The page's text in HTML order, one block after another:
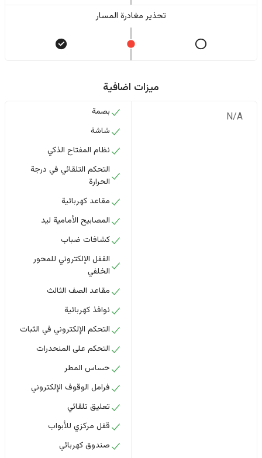
تحذير مغادرة المسار
ميزات اضافية
N/A
بصمة
شاشة
نظام المفتاح الذكي
التحكم التلقائي في درجة
الحرارة
مقاعد كهربائية
المصابيح الأمامية ليد
كشافات ضباب
القفل الإلكتروني للمحور
الخلفي
مقاعد الصف الثالث
نوافذ كهربائية
التحكم الإلكتروني في الثبات
التحكم على المنحدرات
حساس المطر
فرامل الوقوف الإلكتروني
تعليق تلقائي
قفل مركزي للأبواب
صندوق كهربائي